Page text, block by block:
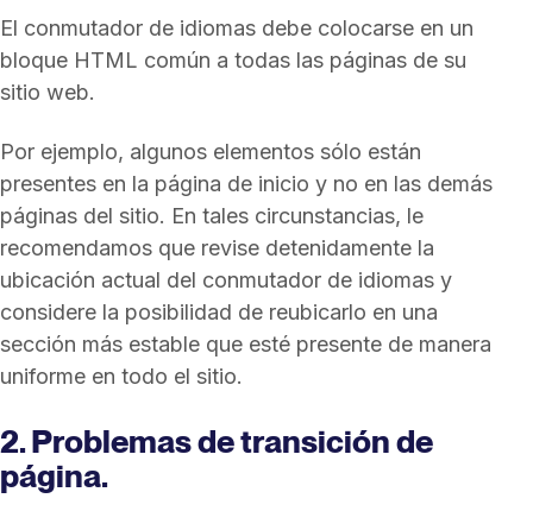
El conmutador de idiomas debe colocarse en un
bloque HTML común a todas las páginas de su
sitio web.
Por ejemplo, algunos elementos sólo están
presentes en la página de inicio y no en las demás
páginas del sitio. En tales circunstancias, le
recomendamos que revise detenidamente la
ubicación actual del conmutador de idiomas y
considere la posibilidad de reubicarlo en una
sección más estable que esté presente de manera
uniforme en todo el sitio.
2. Problemas de transición de
página.